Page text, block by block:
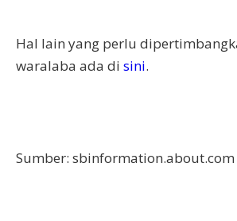
Hal lain yang perlu
waralaba ada di sini.
Sumber: sbinformation.about.com